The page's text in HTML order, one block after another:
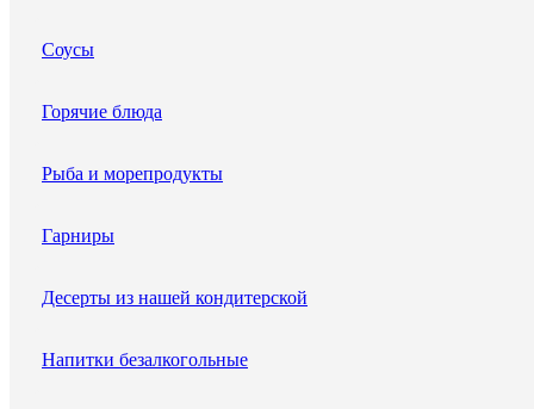
Соусы
Горячие блюда
Рыба и морепродукты
Гарниры
Десерты из нашей кондитерской
Напитки безалкогольные